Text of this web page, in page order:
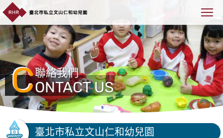
CONTACT US
聯絡我們
臺北市私立文山仁和幼兒園